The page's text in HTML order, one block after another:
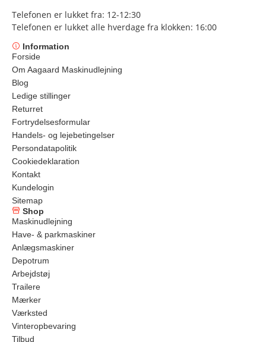
Telefonen er lukket fra: 12-12:30
Telefonen er lukket alle hverdage fra klokken: 16:00
Information
Forside
Om Aagaard Maskinudlejning
Blog
Ledige stillinger
Returret
Fortrydelsesformular
Handels- og lejebetingelser
Persondatapolitik
Cookiedeklaration
Kontakt
Kundelogin
Sitemap
Shop
Maskinudlejning
Have- & parkmaskiner
Anlægsmaskiner
Depotrum
Arbejdstøj
Trailere
Mærker
Værksted
Vinteropbevaring
Tilbud